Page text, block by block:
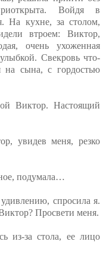
Войдя в
На кухне, за столом,
втроем: Виктор,
очень ухоженная
Свекровь что-
на сына, с гордостью
Виктор. Настоящий
увидев меня, резко
подумала…
спросила я.
Просвети меня.
из-за стола, ее лицо